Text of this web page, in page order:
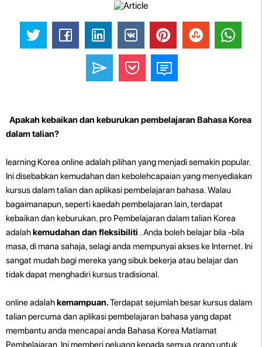
Apakah kebaikan dan keburukan pembelajaran Bahasa Korea
dalam talian?
learning Korea online adalah pilihan yang menjadi semakin popular.
Ini disebabkan kemudahan dan kebolehcapaian yang menyediakan
kursus dalam talian dan aplikasi pembelajaran bahasa. Walau
bagaimanapun, seperti kaedah pembelajaran lain, terdapat
kebaikan dan keburukan. pro Pembelajaran dalam talian Korea
adalahkemudahan dan fleksibiliti . Anda boleh belajar bila -bila
masa, di mana sahaja, selagi anda mempunyai akses ke Internet. Ini
sangat mudah bagi mereka yang sibuk bekerja atau belajar dan
tidak dapat menghadiri kursus tradisional.
online adalahkemampuan.Terdapat sejumlah besar kursus dalam
talian percuma dan aplikasi pembelajaran bahasa yang dapat
membantu anda mencapai anda Bahasa Korea Matlamat
Pembelajaran. Ini memberi peluang kepada semua orang untuk